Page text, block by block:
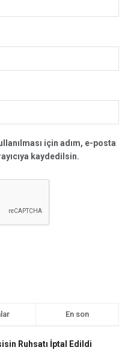
için adım, e-posta
kaydedilsin.
En son
Ruhsatı İptal Edildi